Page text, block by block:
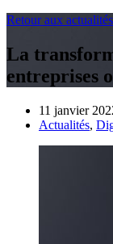
Retour aux actualités
La
entreprises
11 janvier
Actualités,